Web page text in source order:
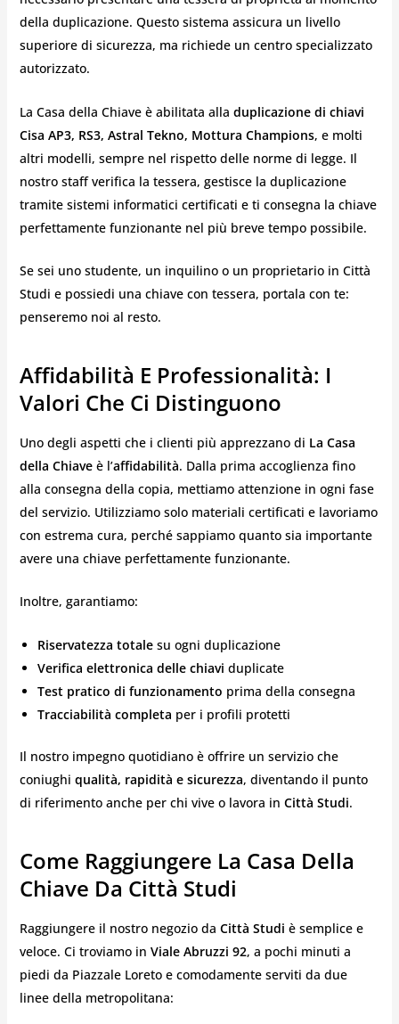
della duplicazione. Questo sistema assicura un livello
superiore di sicurezza, ma richiede un centro specializzato
autorizzato.
La Casa della Chiave è abilitata alla duplicazione di chiavi
Cisa AP3, RS3, Astral Tekno, Mottura Champions, e molti
altri modelli, sempre nel rispetto delle norme di legge. Il
nostro staff verifica la tessera, gestisce la duplicazione
tramite sistemi informatici certificati e ti consegna la chiave
perfettamente funzionante nel più breve tempo possibile.
Se sei uno studente, un inquilino o un proprietario in Città
Studi e possiedi una chiave con tessera, portala con te:
penseremo noi al resto.
Affidabilità E Professionalità: I
Valori Che Ci Distinguono
Uno degli aspetti che i clienti più apprezzano di La Casa
della Chiaveè l’affidabilità. Dalla prima accoglienza fino
alla consegna della copia, mettiamo attenzione in ogni fase
del servizio. Utilizziamo solo materiali certificati e lavoriamo
con estrema cura, perché sappiamo quanto sia importante
avere una chiave perfettamente funzionante.
Inoltre, garantiamo:
Riservatezza totalesu ogni duplicazione
Verifica elettronica delle chiavi duplicate
Test pratico di funzionamento prima della consegna
Tracciabilità completa per i profili protetti
Il nostro impegno quotidiano è offrire un servizio che
coniughi qualità, rapidità e sicurezza, diventando il punto
di riferimento anche per chi vive o lavora in Città Studi.
Come Raggiungere La Casa Della
Chiave Da Città Studi
Raggiungere il nostro negozio da Città Studi è semplice e
veloce. Ci troviamo in Viale Abruzzi 92, a pochi minuti a
piedi da Piazzale Loreto e comodamente serviti da due
linee della metropolitana: